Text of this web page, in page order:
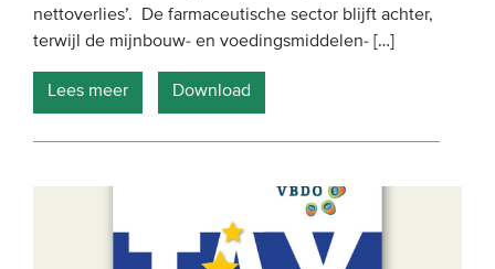
nettoverlies’. De farmaceutische sector blijft achter,
terwijl de mijnbouw- en voedingsmiddelen- […]
Lees meer Download